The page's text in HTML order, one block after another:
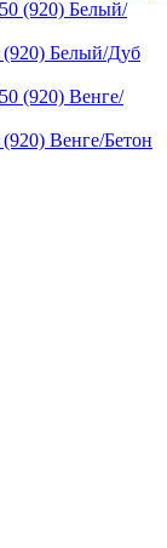
Белый/Дуб
Венге/Бетон